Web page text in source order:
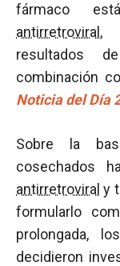
fármaco
antirretroviral ,
resultados
combinación
Noticia del Día
Sobre la
cosechados
antirretroviral y
formularlo
prolongada,
decidieron